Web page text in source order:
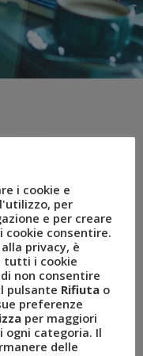
i cookie e
per
e per creare
cookie consentire.
privacy, è
tutti i cookie
non consentire
pulsante Rifiuta o
preferenze
per maggiori
ogni categoria. Il
delle